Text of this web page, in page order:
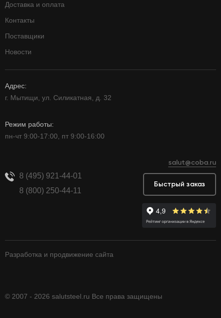
Доставка и оплата
Контакты
Поставщики
Новости
Адрес:
г. Мытищи, ул. Силикатная, д. 32
Режим работы:
пн-чт 9:00-17:00, пт 9:00-16:00
8 (495) 921-44-01
8 (800) 250-44-11
salut@coba.ru
Быстрый заказ
Разработка и продвижение сайта
© 2007 - 2026 salutsteel.ru Все права защищены